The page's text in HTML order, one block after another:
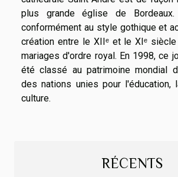
plus grande église de
conformément au style gothique et
création entre le XIIᵉ et le XIᵉ
mariages d'ordre royal. En 1998, ce
été classé au patrimoine mondial
des nations unies pour l'éducation,
culture.
RÉCENTS